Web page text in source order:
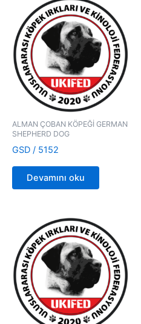
ALMAN ÇOBAN KÖPEĞİ GERMAN
SHEPHERD DOG
GSD / 5152
Devamını oku